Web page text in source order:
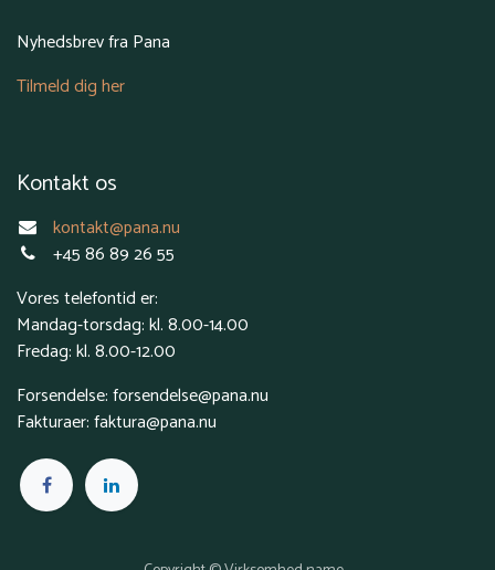
Nyhedsbrev fra Pana
Tilmeld dig her
Kontakt os
kontakt@pana.nu
+45 86 89 26 55
Vores telefontid er:
Mandag-torsdag: kl. 8.00-14.00
Fredag: kl. 8.00-12.00
Forsendelse: forsendelse@pana.nu
Fakturaer: faktura@pana.nu